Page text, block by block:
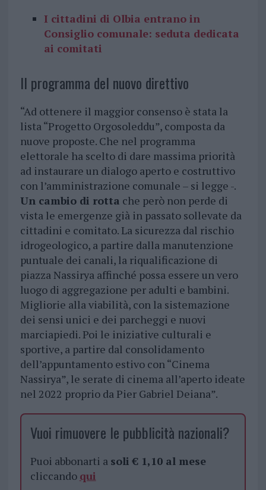
I cittadini di Olbia entrano in
Consiglio comunale: seduta dedicata
ai comitati
Il programma del nuovo direttivo
“Ad ottenere il maggior consenso è stata la
lista “Progetto Orgosoleddu”, composta da
nuove proposte. Che nel programma
elettorale ha scelto di dare massima priorità
ad instaurare un dialogo aperto e costruttivo
con l’amministrazione comunale – si legge -.
Un cambio di rotta che però non perde di
vista le emergenze già in passato sollevate da
cittadini e comitato. La sicurezza dal rischio
idrogeologico, a partire dalla manutenzione
puntuale dei canali, la riqualificazione di
piazza Nassirya affinché possa essere un vero
luogo di aggregazione per adulti e bambini.
Migliorie alla viabilità, con la sistemazione
dei sensi unici e dei parcheggi e nuovi
marciapiedi. Poi le iniziative culturali e
sportive, a partire dal consolidamento
dell’appuntamento estivo con “Cinema
Nassirya”, le serate di cinema all’aperto ideate
nel 2022 proprio da Pier Gabriel Deiana”.
Vuoi rimuovere le pubblicità nazionali?
Puoi abbonarti a soli € 1,10 al mese
cliccando qui